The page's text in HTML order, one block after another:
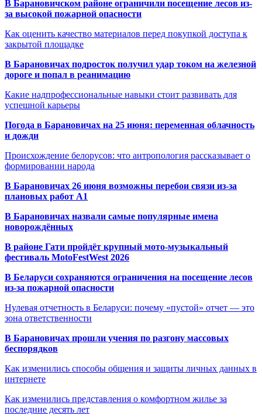
В Барановичском районе ограничили посещение лесов из-
за высокой пожарной опасности
Как оценить качество материалов перед покупкой доступа к
закрытой площадке
В Барановичах подросток получил удар током на железной
дороге и попал в реанимацию
Какие надпрофессиональные навыки стоит развивать для
успешной карьеры
Погода в Барановичах на 25 июня: переменная облачность
и дожди
Происхождение белорусов: что антропология рассказывает о
формировании народа
В Барановичах 26 июня возможны перебои связи из-за
плановых работ A1
В Барановичах назвали самые популярные имена
новорождённых
В районе Гати пройдёт крупный мото-музыкальный
фестиваль MotoFestWest 2026
В Беларуси сохраняются ограничения на посещение лесов
из-за пожарной опасности
Нулевая отчетность в Беларуси: почему «пустой» отчет — это
зона ответственности
В Барановичах прошли учения по разгону массовых
беспорядков
Как изменились способы общения и защиты личных данных в
интернете
Как изменились представления о комфортном жилье за
последние десять лет